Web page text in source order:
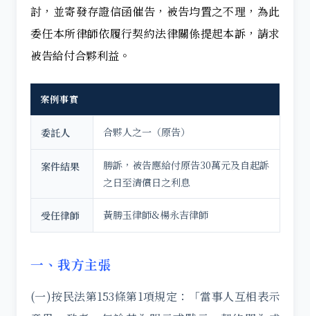
討，並寄發存證信函催告，被告均置之不理，為此
委任本所律師依履行契約法律關係提起本訴，請求
被告給付合夥利益。
案例事實
委託人 合夥人之一（原告）
案件結果
勝訴，被告應給付原告30萬元及自起訴
之日至清償日之利息
受任律師 黃勝玉律師&楊永吉律師
一、我方主張
(一)按民法第153條第1項規定：「當事人互相表示